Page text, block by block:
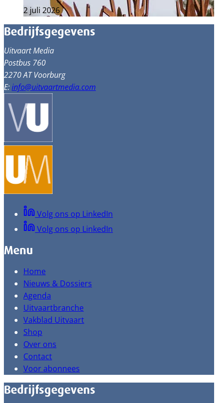
2 juli 2026
Bedrijfsgegevens
Uitvaart Media
Postbus 760
2270 AT Voorburg
E:info@uitvaartmedia.com
Volg ons op LinkedIn
Volg ons op LinkedIn
Menu
Home
Nieuws & Dossiers
Agenda
Uitvaartbranche
Vakblad Uitvaart
Shop
Over ons
Contact
Voor abonnees
Bedrijfsgegevens